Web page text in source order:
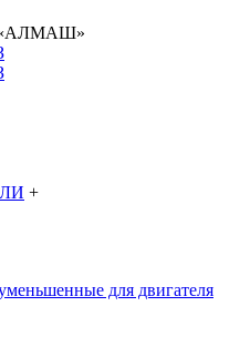
+
для двигателя